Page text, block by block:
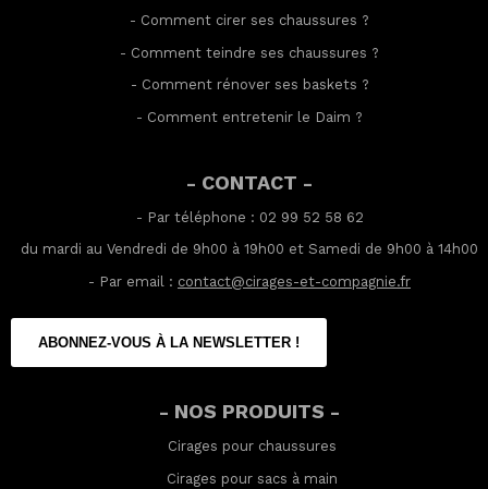
- Comment cirer ses chaussures ?
- Comment teindre ses chaussures ?
- Comment rénover ses baskets ?
- Comment entretenir le Daim ?
- CONTACT -
- Par téléphone : 02 99 52 58 62
du mardi au Vendredi de 9h00 à 19h00 et Samedi de 9h00 à 14h00
- Par email : contact@cirages-et-compagnie.fr
ABONNEZ-VOUS À LA NEWSLETTER !
- NOS PRODUITS -
Cirages pour chaussures
Cirages pour sacs à main